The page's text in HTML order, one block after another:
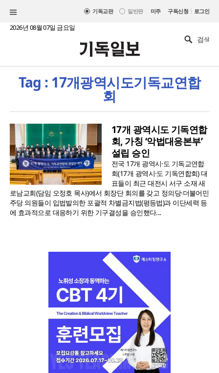
기독교판 일반판 미주 구독신청 | 로그인
2026년 08월 07일 금요일
Tag : 17개광역시도기독교연합
회
17개 광역시도 기독연합
회, 가칭 ‘악법대응본부’
설립 승인
전국 17개 광역시·도 기독교연합
회(17개 광역시·도 기독연합회) 대
표들이 최근 대전시 서구 소재 새
로남교회(담임 오정호 목사)에서 회장단 회의를 갖고 정의당·더불어민
주당 의원들이 입법발의한 포괄적 차별금지법(평등법)과 이단세력 등
에 효과적으로 대응하기 위한 기구결성을 승인했다...
[최원호 목사의 영혼의 양식 63] 말씀은 같은데 왜 열